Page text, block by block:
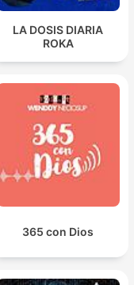
LA DOSIS DIARIA
ROKA
365 con Dios